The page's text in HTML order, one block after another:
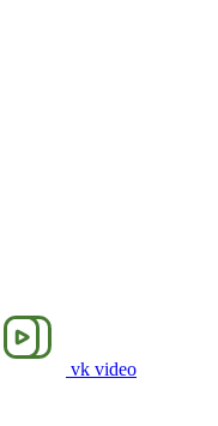
vk video